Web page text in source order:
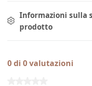
Informazioni sulla
prodotto
0 di 0 valutazioni